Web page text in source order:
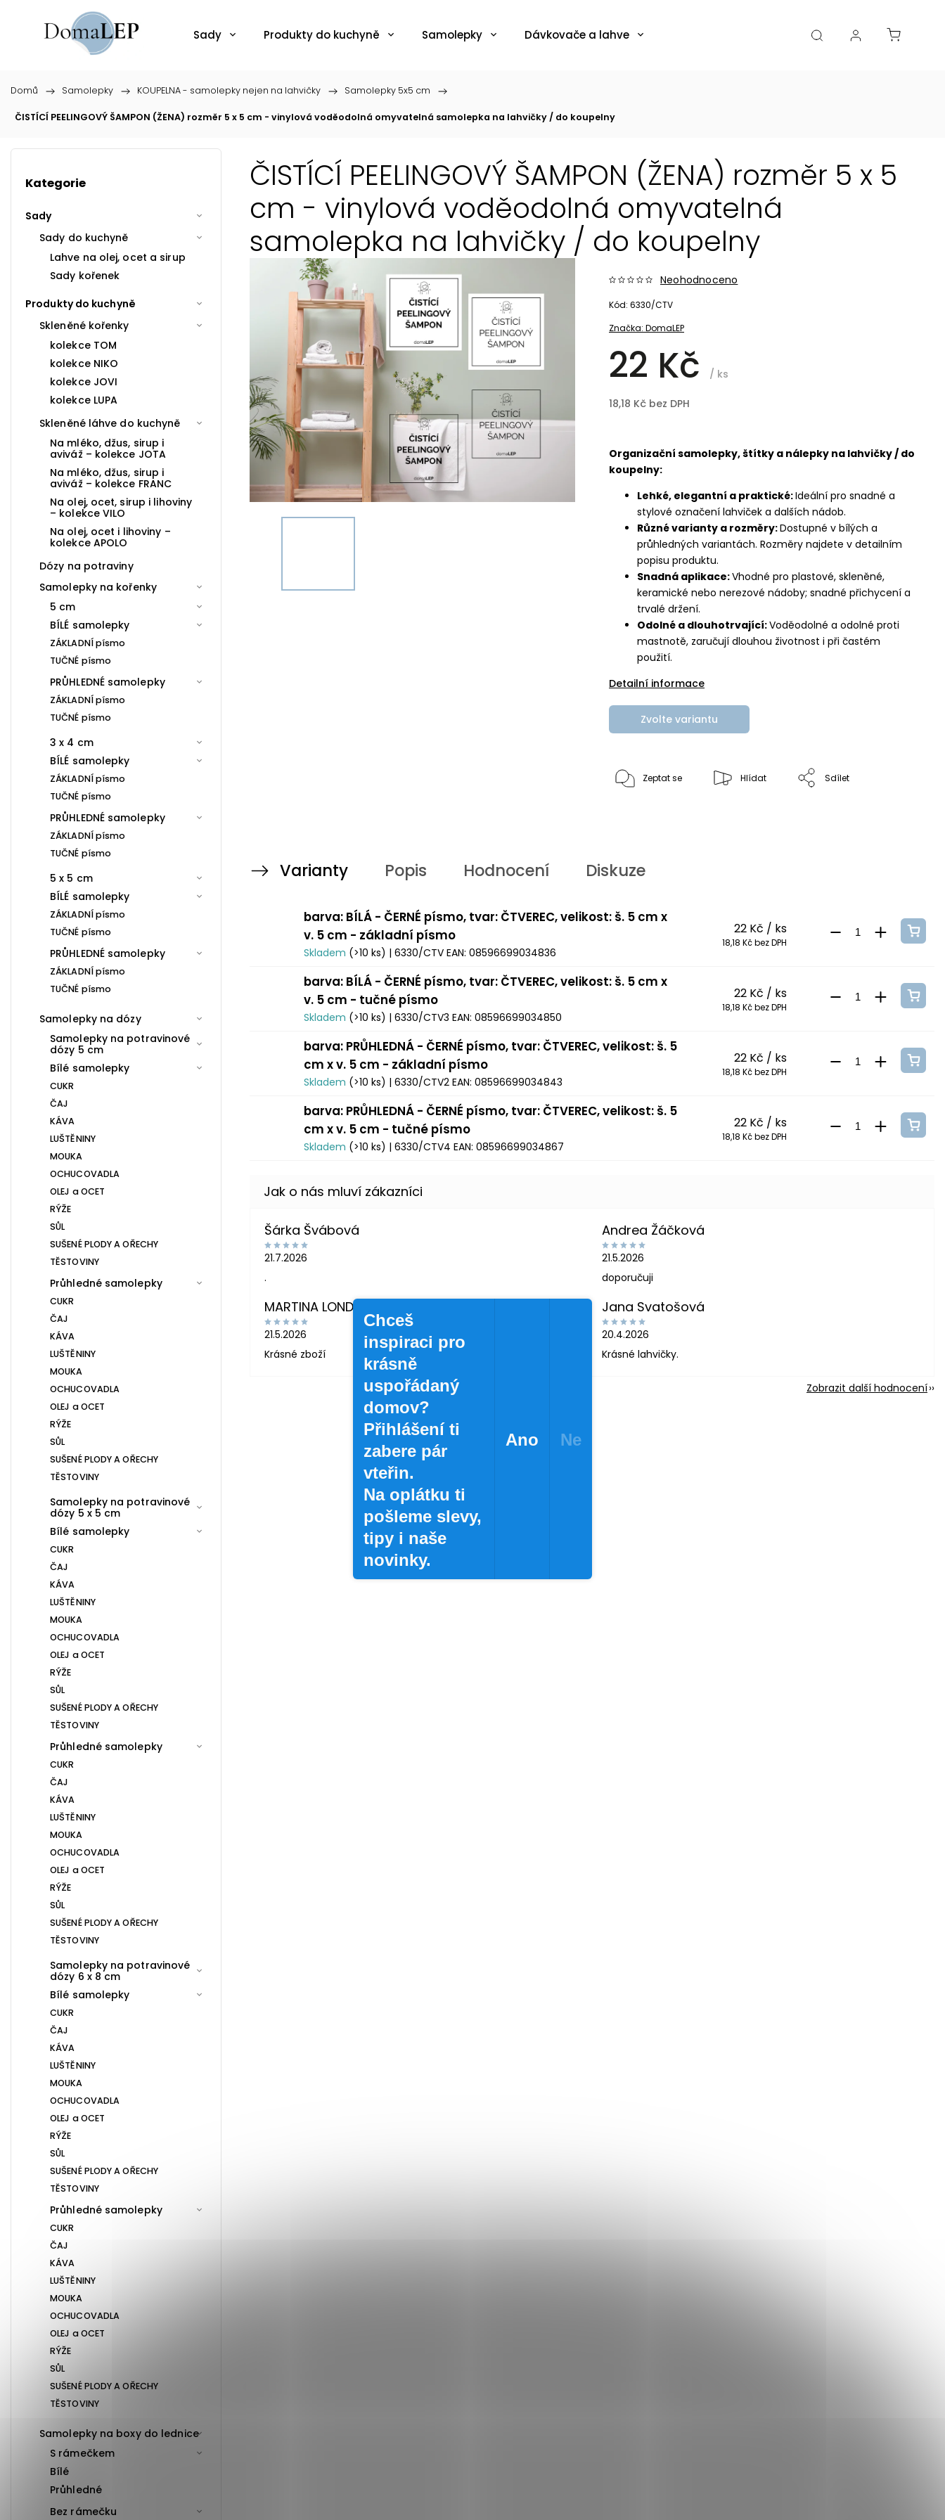
Sady Produkty do kuchyně Samolepky Dávkovače a lahve Boxy, dózy, kořenky, skleničky Akce
Domů / Samolepky / KOUPELNA - samolepky nejen na lahvičky / Samolepky 5x5 cm /
ČISTÍCÍ PEELINGOVÝ ŠAMPON (ŽENA) rozměr 5 x 5 cm - vinylová voděodolná omyvatelná samolepka na lahvičky / do koupelny
Kategorie
Sady
Sady do kuchyně
Lahve na olej, ocet a sirup
Sady kořenek
Produkty do kuchyně
Skleněné kořenky
kolekce TOM
kolekce NIKO
kolekce JOVI
kolekce LUPA
Skleněné láhve do kuchyně
Na mléko, džus, sirup i
aviváž – kolekce JOTA
Na mléko, džus, sirup i
aviváž – kolekce FRANC
Na olej, ocet, sirup i lihoviny
– kolekce VILO
Na olej, ocet i lihoviny –
kolekce APOLO
Dózy na potraviny
Samolepky na kořenky
5 cm
BÍLÉ samolepky
ZÁKLADNÍ písmo
TUČNÉ písmo
PRŮHLEDNÉ samolepky
ZÁKLADNÍ písmo
TUČNÉ písmo
3 x 4 cm
BÍLÉ samolepky
ZÁKLADNÍ písmo
TUČNÉ písmo
PRŮHLEDNÉ samolepky
ZÁKLADNÍ písmo
TUČNÉ písmo
5 x 5 cm
BÍLÉ samolepky
ZÁKLADNÍ písmo
TUČNÉ písmo
PRŮHLEDNÉ samolepky
ZÁKLADNÍ písmo
TUČNÉ písmo
Samolepky na dózy
Samolepky na potravinové
dózy 5 cm
Bílé samolepky
CUKR
ČAJ
KÁVA
LUŠTĚNINY
MOUKA
OCHUCOVADLA
OLEJ a OCET
RÝŽE
SŮL
SUŠENÉ PLODY A OŘECHY
TĚSTOVINY
Průhledné samolepky
CUKR
ČAJ
KÁVA
LUŠTĚNINY
MOUKA
OCHUCOVADLA
OLEJ a OCET
RÝŽE
SŮL
SUŠENÉ PLODY A OŘECHY
TĚSTOVINY
Samolepky na potravinové
dózy 5 x 5 cm
Bílé samolepky
CUKR
ČAJ
KÁVA
LUŠTĚNINY
MOUKA
OCHUCOVADLA
OLEJ a OCET
RÝŽE
SŮL
SUŠENÉ PLODY A OŘECHY
TĚSTOVINY
Průhledné samolepky
CUKR
ČAJ
KÁVA
LUŠTĚNINY
MOUKA
OCHUCOVADLA
OLEJ a OCET
RÝŽE
SŮL
SUŠENÉ PLODY A OŘECHY
TĚSTOVINY
Samolepky na potravinové
dózy 6 x 8 cm
Bílé samolepky
CUKR
ČAJ
KÁVA
LUŠTĚNINY
MOUKA
OCHUCOVADLA
OLEJ a OCET
RÝŽE
SŮL
SUŠENÉ PLODY A OŘECHY
TĚSTOVINY
Průhledné samolepky
CUKR
ČAJ
KÁVA
LUŠTĚNINY
MOUKA
OCHUCOVADLA
OLEJ a OCET
RÝŽE
SŮL
SUŠENÉ PLODY A OŘECHY
TĚSTOVINY
Samolepky na boxy do lednice
S rámečkem
Bílé
Průhledné
Bez rámečku
ČISTÍCÍ PEELINGOVÝ ŠAMPON (ŽENA) rozměr 5 x 5
cm - vinylová voděodolná omyvatelná
samolepka na lahvičky / do koupelny
Značka: DomaLEP
Neohodnoceno
22 Kč / ks
18,18 Kč bez DPH
Kód: 6330/CTV
Organizační samolepky, štítky a nálepky na lahvičky / do
koupelny:
Lehké, elegantní a praktické:Ideální pro snadné a
stylové označení lahviček a dalších nádob.
Různé varianty a rozměry:Dostupné v bílých a
průhledných variantách. Rozměry najdete v detailním
popisu produktu.
Snadná aplikace:Vhodné pro plastové, skleněné,
keramické nebo nerezové nádoby; snadné přichycení a
trvalé držení.
Odolné a dlouhotrvající:Voděodolné a odolné proti
mastnotě, zaručují dlouhou životnost i při častém
použití.
Detailní informace
Zvolte variantu
Zeptat se Hlídat Sdílet
Varianty Popis Hodnocení Diskuze
barva: BÍLÁ - ČERNÉ písmo, tvar: ČTVEREC, velikost: š. 5 cm x
v. 5 cm - základní písmo
Skladem (>10 ks) | 6330/CTV EAN: 08596699034836
22 Kč / ks
18,18 Kč bez DPH
barva: BÍLÁ - ČERNÉ písmo, tvar: ČTVEREC, velikost: š. 5 cm x
v. 5 cm - tučné písmo
Skladem (>10 ks) | 6330/CTV3 EAN: 08596699034850
22 Kč / ks
18,18 Kč bez DPH
barva: PRŮHLEDNÁ - ČERNÉ písmo, tvar: ČTVEREC, velikost: š. 5
cm x v. 5 cm - základní písmo
Skladem (>10 ks) | 6330/CTV2 EAN: 08596699034843
22 Kč / ks
18,18 Kč bez DPH
barva: PRŮHLEDNÁ - ČERNÉ písmo, tvar: ČTVEREC, velikost: š. 5
cm x v. 5 cm - tučné písmo
Skladem (>10 ks) | 6330/CTV4 EAN: 08596699034867
22 Kč / ks
18,18 Kč bez DPH
Šárka Švábová
21.7.2026
.
Andrea Žáčková
21.5.2026
doporučuji
MARTINA LONDINOVÁ
21.5.2026
Krásné zboží
Jana Svatošová
20.4.2026
Krásné lahvičky.
Zobrazit další hodnocení
Chceš
inspiraci pro
krásně
uspořádaný
domov?
Přihlášení ti
zabere pár
vteřin.
Na oplátku ti
pošleme slevy,
tipy i naše
novinky.
Ano Ne